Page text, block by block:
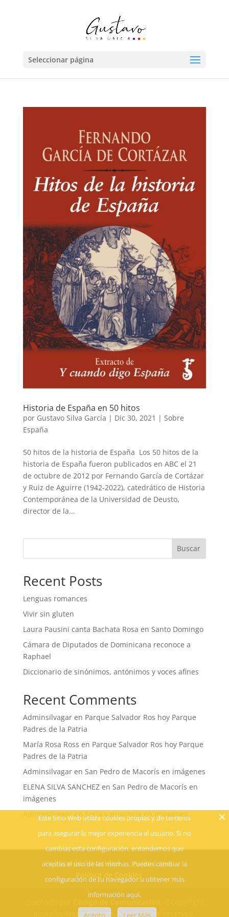
Seleccionar página
Historia de España en 50 hitos
por Gustavo Silva García | Dic 30, 2021 | Sobre
España
50 hitos de la historia de España Los 50 hitos de la
historia de España fueron publicados en ABC el 21
de octubre de 2012 por Fernando García de Cortázar
y Ruiz de Aguirre (1942-2022), catedrático de Historia
Contemporánea de la Universidad de Deusto,
director de la...
Buscar
Recent Posts
Lenguas romances
Vivir sin gluten
Laura Pausini canta Bachata Rosa en Santo Domingo
Cámara de Diputados de Dominicana reconoce a
Raphael
Diccionario de sinónimos, antónimos y voces afines
Recent Comments
Adminsilvagaren Parque Salvador Ros hoy Parque
Padres de la Patria
María Rosa Ross en Parque Salvador Ros hoy Parque
Padres de la Patria
Adminsilvagaren San Pedro de Macorís en imágenes
ELENA SILVA SANCHEZen San Pedro de Macorís en
imágenes
Adminsilvagaren Soria y provincia en imágenes
Política de Privacidad
Aviso Legal
Política de Cookies
Código de Comunicación.
gustavosilvagarcia.com, All rights are reserved.
Este Sitio Web utiliza cookies propias y de terceros
para asegurar la mejor experiencia al usuario. Si no
cambias esta configuración, entendemos que
aceptas el uso de las mismas. Puedes cambiar la
configuración de tu navegador u obtener más
información aquí.
Acepto Leer Más